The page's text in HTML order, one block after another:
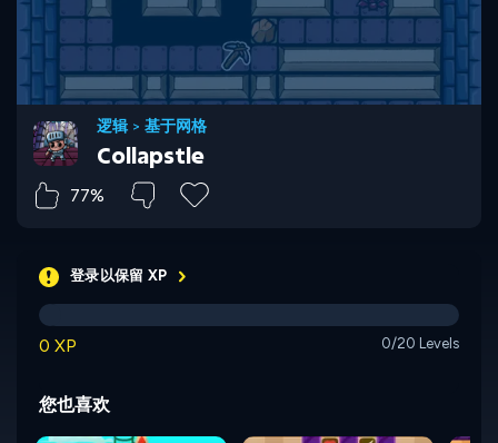
逻辑 > 基于网格
Collapstle
77%
登录以保留 XP
0 XP 0/20 Levels
您也喜欢